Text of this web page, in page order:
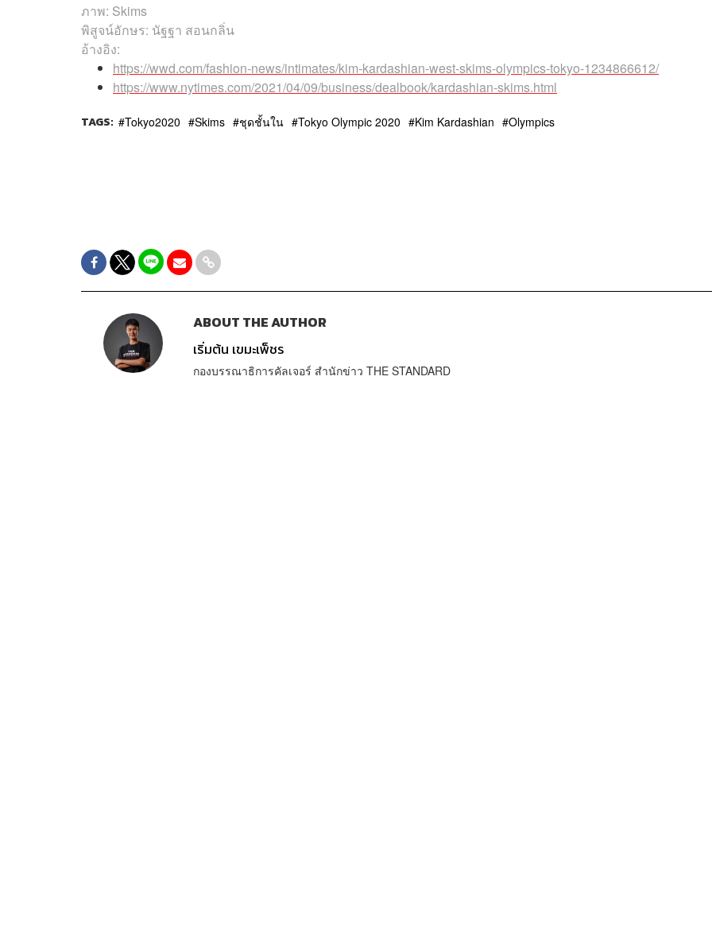
ภาพ: Skims
พิสูจน์อักษร: นัฐฐา สอนกลิ่น
อ้างอิง:
https://wwd.com/fashion-news/intimates/kim-kardashian-west-skims-olympics-tokyo-1234866612/
https://www.nytimes.com/2021/04/09/business/dealbook/kardashian-skims.html
TAGS: Tokyo2020 Skims ชุดชั้นใน Tokyo Olympic 2020 Kim Kardashian Olympics
ABOUT THE AUTHOR
เริ่มต้น เขมะเพ็ชร
กองบรรณาธิการคัลเจอร์ สำนักข่าว THE STANDARD